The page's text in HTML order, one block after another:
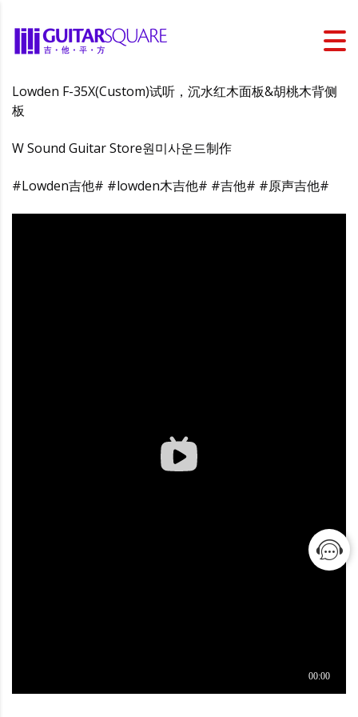
Lowden F-35X(Custom)试听，沉水红木面板&胡桃木背侧
板
W Sound Guitar Store원미사운드制作
#Lowden吉他# #lowden木吉他# #吉他# #原声吉他#